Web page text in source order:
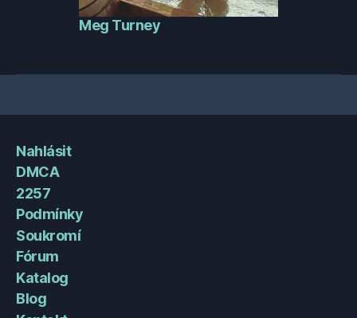
Meg Turney
Nahlásit
DMCA
2257
Podmínky
Soukromí
Fórum
Katalog
Blog